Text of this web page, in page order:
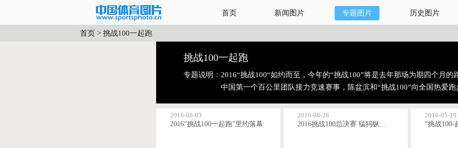
首页 新闻图片 专题图片 历史图片
首页> 挑战100一起跑
挑战100一起跑
专题说明： 2016“挑战100“如约而至，今年的“挑战100”将是去年那场为期四个月
中国第一个百公里团队接力竞速赛事，陈盆滨和“挑战100”向全国热爱
2016-08-03
2016“挑战100一起跑”里约落幕
2016-06-26
2016挑战100总决赛 猛犸纵横跑团夺冠
2016-05-29